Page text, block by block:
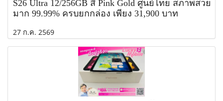
S26 Ultra 12/256GB สี Pink Gold ศูนย์ไทย สภาพสวย
มาก 99.99% ครบยกกล่อง เพียง 31,900 บาท
27 ก.ค. 2569